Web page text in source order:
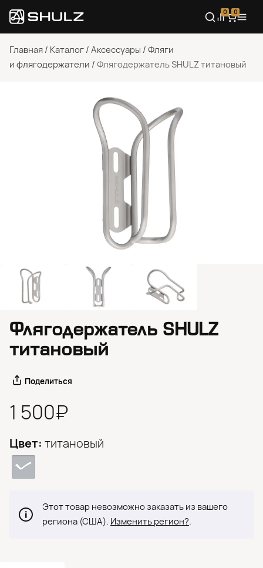
0 0
Главная / Каталог / Аксессуары / Фляги
и флягодержатели / Флягодержатель SHULZ титановый
Флягодержатель SHULZ
титановый
Поделиться
1 500₽
Цвет: титановый
Этот товар невозможно заказать из вашего
региона (США). Изменить регион?.